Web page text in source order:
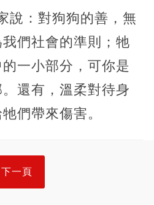
說：對狗狗的善，無
們社會的準則；牠
一小部分，可你是
還有，溫柔對待身
們帶來傷害。
下一頁